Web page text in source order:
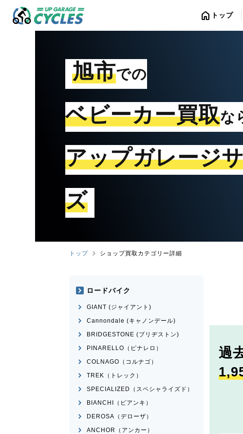
home トップ
旭市での
ベビーカー買取な
アップガレージ
ズ
トップ ショップ買取カテゴリー詳細
過
ロードバイク
GIANT (ジャイアント)
Cannondale (キャノンデール)
BRIDGESTONE (ブリヂストン)
PINARELLO（ピナレロ）
COLNAGO（コルナゴ）
TREK（トレック）
SPECIALIZED（スペシャライズド）
BIANCHI（ビアンキ）
DEROSA（デローザ）
ANCHOR（アンカー）